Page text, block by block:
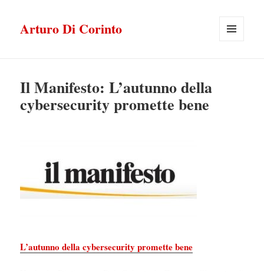
Arturo Di Corinto
Il Manifesto: L’autunno della
cybersecurity promette bene
L’autunno della cybersecurity promette bene